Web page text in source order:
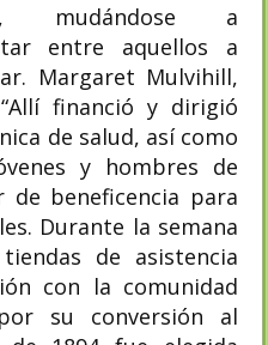
mudándose a
entre aquellos a
Margaret Mulvihill,
financió y dirigió
de salud, así como
y hombres de
beneficencia para
Durante la semana
de asistencia
con la comunidad
su conversión al